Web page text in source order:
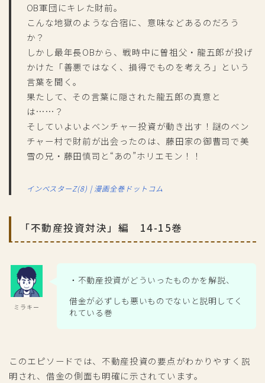
OB軍団にキレた財前。
こんな地獄のような合宿に、意味などあるのだろう
か？
しかし最年長OBから、戦時中に曽祖父・龍五郎が投げ
かけた「善悪ではなく、損得でものを考えろ」という
言葉を聞く。
果たして、その言葉に隠された龍五郎の真意と
は……？
そしていよいよベンチャー投資が動き出す！謎のベン
チャー村で財前が出会ったのは、藤田家の御曹司で美
雪の兄・藤田慎司と“あの”ホリエモン！！
インベスターZ(8) | 漫画全巻ドットコム
「不動産投資対決」編 14-15巻
ミラキー
・不動産投資がどういったものかを解説、
借金が必ずしも悪いものでないと説明してく
れている巻
このエピソードでは、不動産投資の要点がわかりやすく説
明され、借金の側面も明確に示されています。